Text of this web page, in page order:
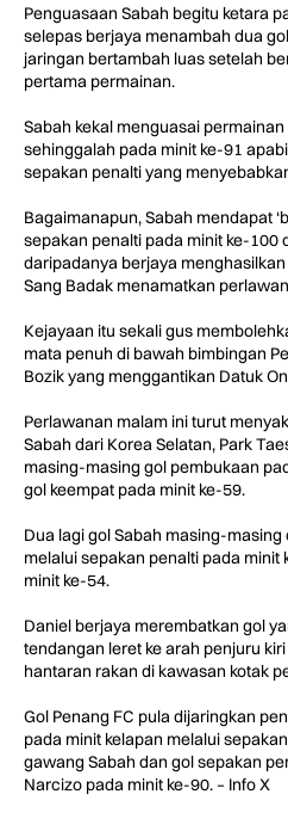
Penguasaan Sabah begitu ketara
selepas berjaya menambah dua
jaringan bertambah luas setelah
pertama permainan.
Sabah kekal menguasai
sehinggalah pada minit ke-91
sepakan penalti yang
Bagaimanapun, Sabah mendapat
sepakan penalti pada minit ke-100
daripadanya berjaya
Sang Badak menamatkan
Kejayaan itu sekali gus
mata penuh di bawah bimbingan
Bozik yang menggantikan Datuk
Perlawanan malam ini turut
Sabah dari Korea Selatan, Park
masing-masing gol pembukaan
gol keempat pada minit ke-59.
Dua lagi gol Sabah masing-
melalui sepakan penalti pada minit
minit ke-54.
Daniel berjaya merembatkan gol
tendangan leret ke arah penjuru
hantaran rakan di kawasan kotak
Gol Penang FC pula dijaringkan
pada minit kelapan melalui
gawang Sabah dan gol sepakan
Narcizo pada minit ke-90. – Info X